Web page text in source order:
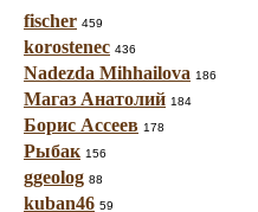
fischer 459
korostenec 436
Nadezda Mihhailova 186
Магаз Анатолий 184
Борис Ассеев 178
Рыбак 156
ggeolog 88
kuban46 59